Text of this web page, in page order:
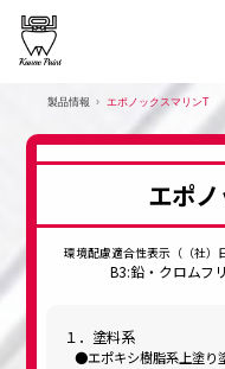
製品情報 エポノックスマリンT
エポ
環境配慮適合性表示（（社）
B3:鉛・クロムフ
１．塗料系
エポキシ樹脂系上塗り